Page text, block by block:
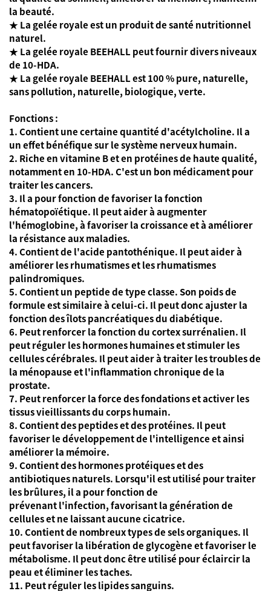
la beauté.
★ La gelée royale est un produit de santé nutritionnel
naturel.
★ La gelée royale BEEHALL peut fournir divers niveaux
de 10-HDA.
★ La gelée royale BEEHALL est 100 % pure, naturelle,
sans pollution, naturelle, biologique, verte.
Fonctions :
1. Contient une certaine quantité d'acétylcholine. Il a
un effet bénéfique sur le système nerveux humain.
2. Riche en vitamine B et en protéines de haute qualité,
notamment en 10-HDA. C'est un bon médicament pour
traiter les cancers.
3. Il a pour fonction de favoriser la fonction
hématopoïétique. Il peut aider à augmenter
l'hémoglobine, à favoriser la croissance et à améliorer
la résistance aux maladies.
4. Contient de l'acide pantothénique. Il peut aider à
améliorer les rhumatismes et les rhumatismes
palindromiques.
5. Contient un peptide de type classe. Son poids de
formule est similaire à celui-ci. Il peut donc ajuster la
fonction des îlots pancréatiques du diabétique.
6. Peut renforcer la fonction du cortex surrénalien. Il
peut réguler les hormones humaines et stimuler les
cellules cérébrales. Il peut aider à traiter les troubles de
la ménopause et l'inflammation chronique de la
prostate.
7. Peut renforcer la force des fondations et activer les
tissus vieillissants du corps humain.
8. Contient des peptides et des protéines. Il peut
favoriser le développement de l'intelligence et ainsi
améliorer la mémoire.
9. Contient des hormones protéiques et des
antibiotiques naturels. Lorsqu'il est utilisé pour traiter
les brûlures, il a pour fonction de
prévenant l'infection, favorisant la génération de
cellules et ne laissant aucune cicatrice.
10. Contient de nombreux types de sels organiques. Il
peut favoriser la libération de glycogène et favoriser le
métabolisme. Il peut donc être utilisé pour éclaircir la
peau et éliminer les taches.
11. Peut réguler les lipides sanguins.